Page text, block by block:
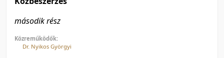
második rész
Közreműködők:
Dr. Nyikos Györgyi